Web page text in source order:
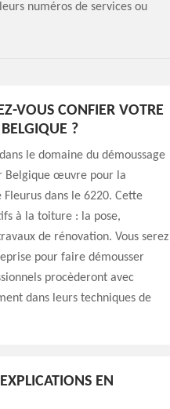
numéros de services ou
VOUS CONFIER VOTRE
?
le domaine du démoussage
Belgique œuvre pour la
dans le 6220. Cette
à la toiture : la pose,
de rénovation. Vous serez
pour faire démousser
procèderont avec
dans leurs techniques de
EN